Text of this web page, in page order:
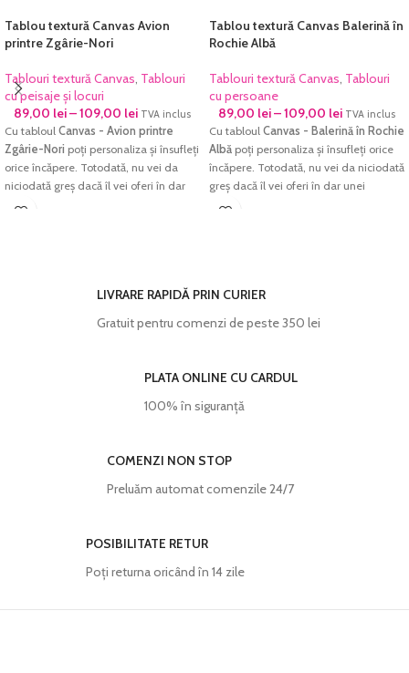
maximă pentru negru. Culorile sunt
garantate să reziste perioade foarte
intensitate.
Fiecare tablou este prelucrat manual și
verificat cu atenție înainte de a fi
expediat.
intensitate.
verificat cu atenție înainte de a fi
expediat.
Tablou textură Canvas Avion
printre Zgârie-Nori
Tablouri textură Canvas, Tablouri
cu peisaje și locuri
89,00 lei–109,00 lei TVA inclus
Cu tabloul Canvas - Avion printre
Zgârie-Nori poți personaliza și însufleți
orice încăpere. Totodată, nu vei da
niciodată greș dacă îl vei oferi în dar
unei persoane dragi.
maximă pentru negru. Culorile sunt
garantate să reziste perioade foarte
Fiecare tablou este prelucrat manual și
verificat cu atenție înainte de a fi
Tablou textură Canvas Balerină în
Rochie Albă
Tablouri textură Canvas, Tablouri
cu persoane
89,00 lei–109,00 lei TVA inclus
Cu tabloul Canvas - Balerină în Rochie
Albă poți personaliza și însufleți orice
încăpere. Totodată, nu vei da niciodată
greș dacă îl vei oferi în dar unei
persoane dragi.
maximă pentru negru. Culorile sunt
garantate să reziste perioade foarte
Fiecare tablou este prelucrat manual și
verificat cu atenție înainte de a fi
LIVRARE RAPIDĂ PRIN CURIER
Gratuit pentru comenzi de peste 350 lei
PLATA ONLINE CU CARDUL
100% în siguranță
COMENZI NON STOP
Preluăm automat comenzile 24/7
POSIBILITATE RETUR
Poţi returna oricând în 14 zile